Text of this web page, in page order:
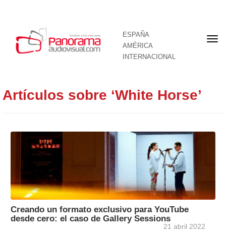
ESPAÑA
AMÉRICA
INTERNACIONAL
Artículos sobre ‘White Horse’
Creando un formato exclusivo para YouTube
desde cero: el caso de Gallery Sessions
21 abril 2022